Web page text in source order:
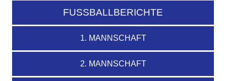
FUSSBALLBERICHTE
1. MANNSCHAFT
2. MANNSCHAFT